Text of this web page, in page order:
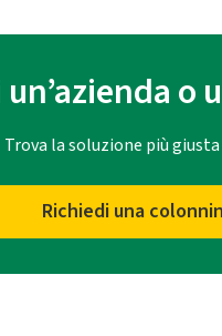
un’azienda o
Trova la soluzione più
Richiedi una